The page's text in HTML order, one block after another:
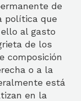
de
política que
al gasto
de los
composición
o a la
está
en la